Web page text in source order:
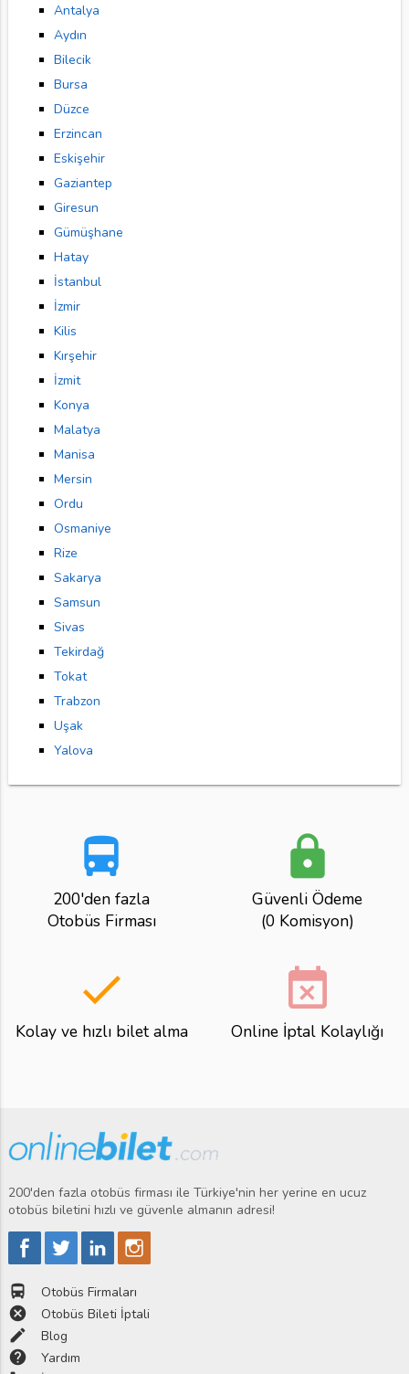
Antalya
Aydın
Bilecik
Bursa
Düzce
Erzincan
Eskişehir
Gaziantep
Giresun
Gümüşhane
Hatay
İstanbul
İzmir
Kilis
Kırşehir
İzmit
Konya
Malatya
Manisa
Mersin
Ordu
Osmaniye
Rize
Sakarya
Samsun
Sivas
Tekirdağ
Tokat
Trabzon
Uşak
Yalova
directions_bus
200'den fazla
Otobüs Firması
lock
Güvenli Ödeme
(0 Komisyon)
done
Kolay ve hızlı bilet alma
event_busy
Online İptal Kolaylığı
200'den fazla otobüs firması ile Türkiye'nin her yerine en ucuz
otobüs biletini hızlı ve güvenle almanın adresi!
directions_bus Otobüs Firmaları
cancel Otobüs Bileti İptali
edit Blog
help Yardım